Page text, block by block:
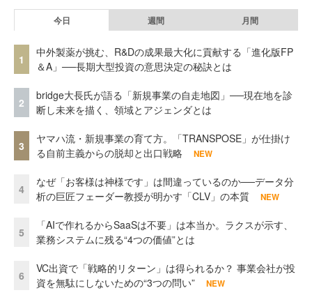
今日 週間 月間
1
中外製薬が挑む、R&Dの成果最大化に貢献する「進化版FP
＆A」──長期大型投資の意思決定の秘訣とは
2
bridge大長氏が語る「新規事業の自走地図」──現在地を診
断し未来を描く、領域とアジェンダとは
3
ヤマハ流・新規事業の育て方。「TRANSPOSE」が仕掛け
る自前主義からの脱却と出口戦略
NEW
4
なぜ「お客様は神様です」は間違っているのか──データ分
析の巨匠フェーダー教授が明かす「CLV」の本質
NEW
5
「AIで作れるからSaaSは不要」は本当か。ラクスが示す、
業務システムに残る“4つの価値”とは
6
VC出資で「戦略的リターン」は得られるか？ 事業会社が投
資を無駄にしないための“3つの問い”
NEW